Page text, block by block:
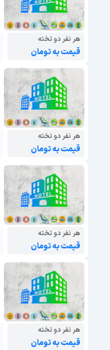
هر نفر دو تخته
قیمت به تومان
هر نفر دو تخته
قیمت به تومان
هر نفر دو تخته
قیمت به تومان
هر نفر دو تخته
قیمت به تومان